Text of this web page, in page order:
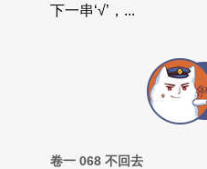
下一串‘√’，...
卷一 068 不回去